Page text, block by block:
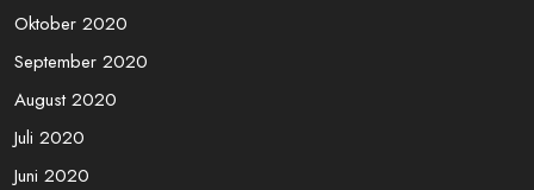
Oktober 2020
September 2020
August 2020
Juli 2020
Juni 2020